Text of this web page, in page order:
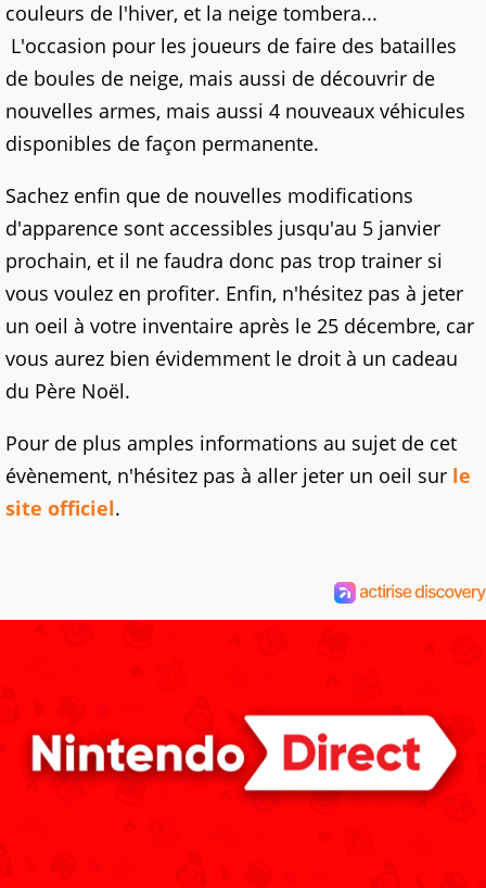
couleurs de l'hiver, et la neige tombera...
L'occasion pour les joueurs de faire des batailles
de boules de neige, mais aussi de découvrir de
nouvelles armes, mais aussi 4 nouveaux véhicules
disponibles de façon permanente.
Sachez enfin que de nouvelles modifications
d'apparence sont accessibles jusqu'au 5 janvier
prochain, et il ne faudra donc pas trop trainer si
vous voulez en profiter. Enfin, n'hésitez pas à jeter
un oeil à votre inventaire après le 25 décembre, car
vous aurez bien évidemment le droit à un cadeau
du Père Noël.
Pour de plus amples informations au sujet de cet
évènement, n'hésitez pas à aller jeter un oeil sur le
site officiel.